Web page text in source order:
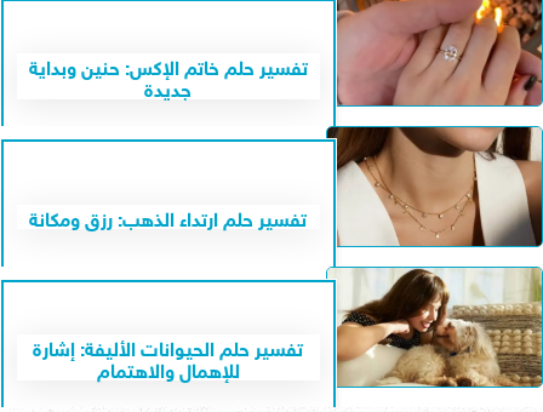
تفسير حلم خاتم الإكس: حنين وبداية
جديدة
تفسير حلم ارتداء الذهب: رزق ومكانة
تفسير حلم الحيوانات الأليفة: إشارة
للإهمال والاهتمام